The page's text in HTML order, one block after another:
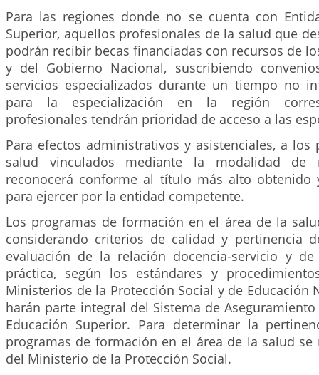
Para las regiones donde no se cuenta con
Superior, aquellos profesionales de la salud que
podrán recibir becas financiadas con recursos de
y del Gobierno Nacional, suscribiendo
servicios especializados durante un tiempo no
para la especialización en la región
profesionales tendrán prioridad de acceso a las
Para efectos administrativos y asistenciales, a los
salud vinculados mediante la modalidad de
reconocerá conforme al título más alto obtenido
para ejercer por la entidad competente.
Los programas de formación en el área de la
considerando criterios de calidad y pertinencia
evaluación de la relación docencia-servicio y
práctica, según los estándares y
Ministerios de la Protección Social y de Educación
harán parte integral del Sistema de
Educación Superior. Para determinar la
programas de formación en el área de la salud se
del Ministerio de la Protección Social.